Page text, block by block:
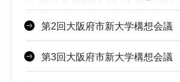
第2回大阪府市新大学構想会議
第3回大阪府市新大学構想会議